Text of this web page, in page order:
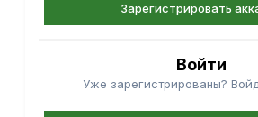
Зарегистрировать
Войти
Уже зарегистрированы?